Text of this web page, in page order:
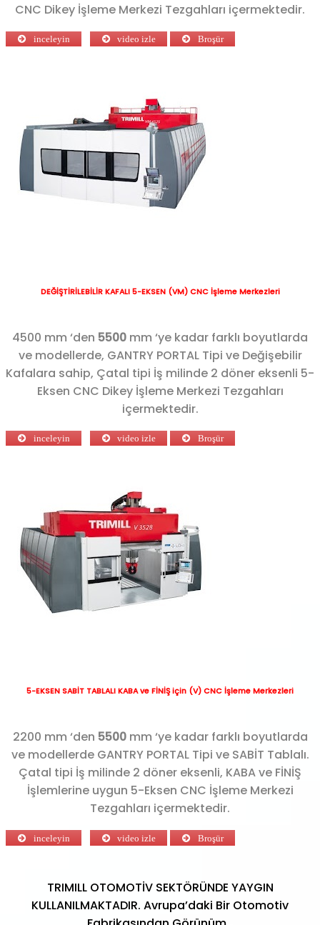
CNC Dikey İşleme Merkezi Tezgahları içermektedir.
inceleyin video izle Broşür
DEĞİŞTİRİLEBİLİR KAFALI 5-EKSEN (VM) CNC İşleme Merkezleri
4500 mm ‘den 5500 mm ‘ye kadar farklı boyutlarda
ve modellerde, GANTRY PORTAL Tipi ve Değişebilir
Kafalara sahip, Çatal tipi İş milinde 2 döner eksenli 5-
Eksen CNC Dikey İşleme Merkezi Tezgahları
içermektedir.
inceleyin video izle Broşür
5-EKSEN SABİT TABLALI KABA ve FİNİŞ için (V) CNC İşleme Merkezleri
2200 mm ‘den 5500mm ‘ye kadar farklı boyutlarda
ve modellerde GANTRY PORTAL Tipi ve SABİT Tablalı.
Çatal tipi İş milinde 2 döner eksenli, KABA ve FİNİŞ
İşlemlerine uygun 5-Eksen CNC İşleme Merkezi
Tezgahları içermektedir.
inceleyin video izle Broşür
TRIMILL OTOMOTİV SEKTÖRÜNDE YAYGIN
KULLANILMAKTADIR. Avrupa’daki Bir Otomotiv